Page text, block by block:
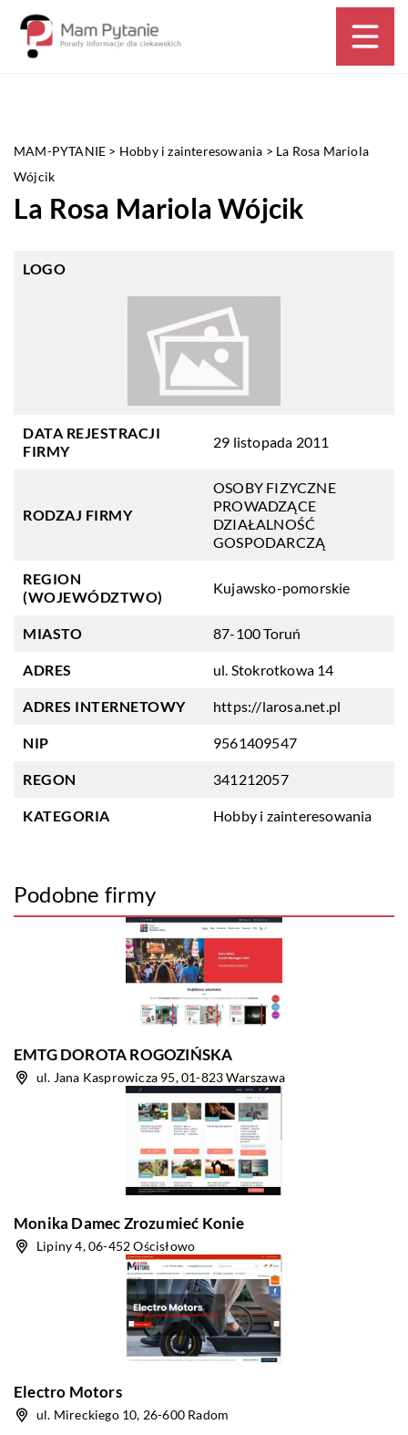
MAM-PYTANIE > Hobby i zainteresowania > La Rosa Mariola
Wójcik
La Rosa Mariola Wójcik
LOGO
DATA REJESTRACJI
FIRMY
29 listopada 2011
RODZAJ FIRMY
OSOBY FIZYCZNE
PROWADZĄCE
DZIAŁALNOŚĆ
GOSPODARCZĄ
REGION
(WOJEWÓDZTWO)
Kujawsko-pomorskie
MIASTO 87-100 Toruń
ADRES ul. Stokrotkowa 14
ADRES INTERNETOWY https://larosa.net.pl
NIP 9561409547
REGON 341212057
KATEGORIA Hobby i zainteresowania
Podobne firmy
EMTG DOROTA ROGOZIŃSKA
ul. Jana Kasprowicza 95, 01-823 Warszawa
Monika Damec Zrozumieć Konie
Lipiny 4, 06-452 Ościsłowo
Electro Motors
ul. Mireckiego 10, 26-600 Radom